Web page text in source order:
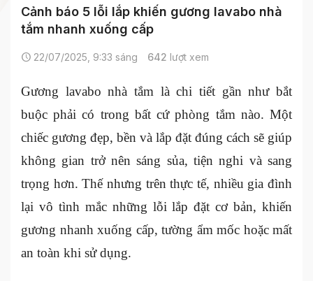
Cảnh báo 5 lỗi lắp khiến gương lavabo nhà
tắm nhanh xuống cấp
22/07/2025, 9:33 sáng 642 lượt xem
Gương lavabo nhà tắm là chi tiết gần như bắt
buộc phải có trong bất cứ phòng tắm nào. Một
chiếc gương đẹp, bền và lắp đặt đúng cách sẽ giúp
không gian trở nên sáng sủa, tiện nghi và sang
trọng hơn. Thế nhưng trên thực tế, nhiều gia đình
lại vô tình mắc những lỗi lắp đặt cơ bản, khiến
gương nhanh xuống cấp, tường ẩm mốc hoặc mất
an toàn khi sử dụng.